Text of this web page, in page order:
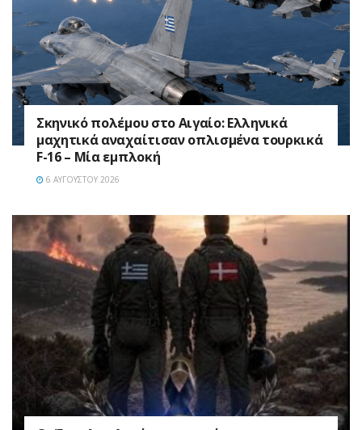
Σκηνικό πολέμου στο Αιγαίο: Ελληνικά
μαχητικά αναχαίτισαν οπλισμένα τουρκικά
F-16 – Μία εμπλοκή
6 ΑΥΓΟΎΣΤΟΥ 2026